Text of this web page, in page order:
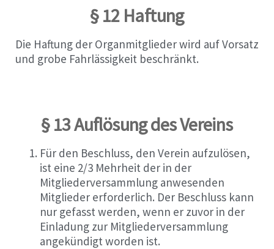
§ 12 Haftung
Die Haftung der Organmitglieder wird auf Vorsatz
und grobe Fahrlässigkeit beschränkt.
§ 13 Auflösung des Vereins
Für den Beschluss, den Verein aufzulösen,
ist eine 2/3 Mehrheit der in der
Mitgliederversammlung anwesenden
Mitglieder erforderlich. Der Beschluss kann
nur gefasst werden, wenn er zuvor in der
Einladung zur Mitgliederversammlung
angekündigt worden ist.